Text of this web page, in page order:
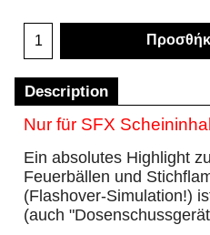
Description
Nur für SFX
Ein absolutes Highlight
Feuerbällen und
(Flashover-Simulation!)
(auch